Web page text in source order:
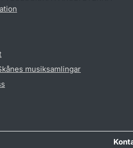
musiksamlingar